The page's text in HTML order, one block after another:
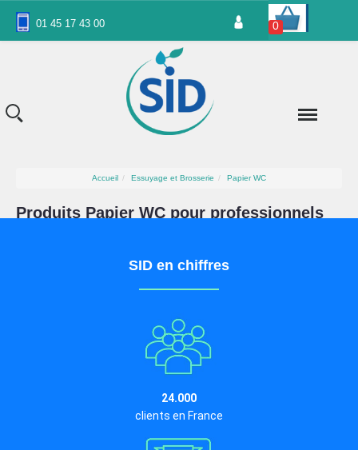
01 45 17 43 00 0
Accueil Essuyage et Brosserie Papier WC
Produits Papier WC pour professionnels
SID en chiffres
24.000
clients en France